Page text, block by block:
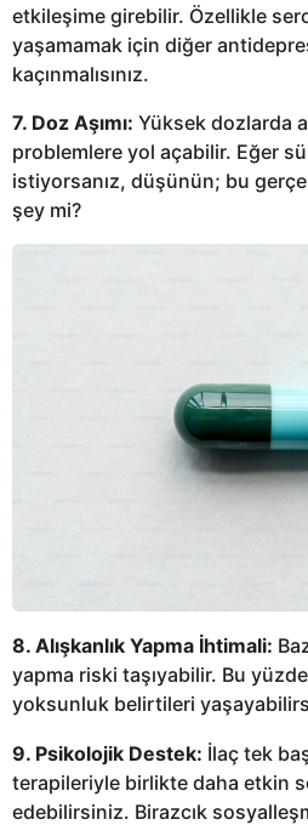
etkileşime girebilir. Özellikle
yaşamamak için diğer
kaçınmalısınız.
7. Doz Aşımı: Yüksek dozlarda
problemlere yol açabilir. Eğer
istiyorsanız, düşünün; bu
şey mi?
8. Alışkanlık Yapma İhtimali:
yapma riski taşıyabilir. Bu
yoksunluk belirtileri
9. Psikolojik Destek: İlaç tek
terapileriyle birlikte daha etkin
edebilirsiniz. Birazcık